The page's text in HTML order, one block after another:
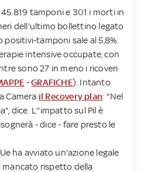
tamponi e 301 i morti in
dell'ultimo bollettino legato
tamponi sale al 5,8%.
intensive occupate, con
sono 27 in meno i ricoveri
-GRAFICHE). Intanto
Camera il Recovery plan: "Nel
dice. L''impatto sul Pil è
- dice - fare presto le
ha avviato un'azione legale
mancato rispetto della